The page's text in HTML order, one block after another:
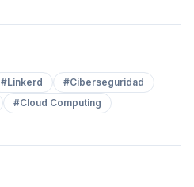
#Linkerd #Ciberseguridad
#Cloud Computing